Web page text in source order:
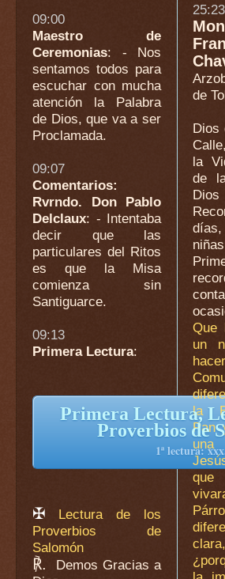
09:00
Maestro de
Ceremonias: - Nos
sentamos todos para
escuchar con mucha
atención la Palabra
de Dios, que va a ser
Proclamada.
09:07
Comentarios:
Rvrndo. Don Pablo
Delclaux: - Intentaba
decir que las
particulares del Ritos
es que la Misa
comienza sin
Santiguarce.
09:13
Primera Lectura:
Primera Lectura,
Proverbios de
1ª lectura:
✠
Lectura de los
Proverbios de
Salomón
℟.
Demos Gracias a
25:23
de
Dios
la
de
Que
un
la
Pan
que